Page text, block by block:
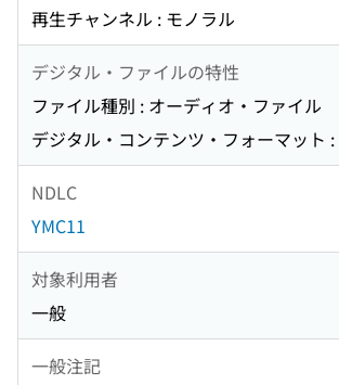
再生チャンネル : モノラル
デジタル・ファイルの特性
ファイル種別 : オーディオ・ファイル
デジタル・コンテンツ・フォーマット
NDLC
YMC11
対象利用者
一般
一般注記